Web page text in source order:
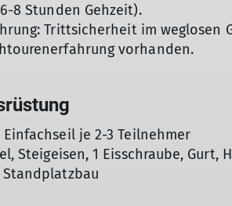
8 Stunden Gehzeit).
Trittsicherheit im weglosen
vorhanden.
Einfachseil je 2-3 Teilnehmer
Steigeisen, 1 Eisschraube,
Standplatzbau